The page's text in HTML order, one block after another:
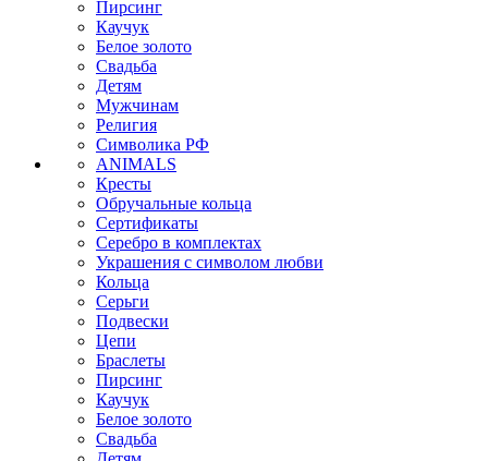
Пирсинг
Каучук
Белое золото
Свадьба
Детям
Мужчинам
Религия
Символика РФ
ANIMALS
Кресты
Обручальные кольца
Сертификаты
Серебро в комплектах
Украшения с символом любви
Кольца
Серьги
Подвески
Цепи
Браслеты
Пирсинг
Каучук
Белое золото
Свадьба